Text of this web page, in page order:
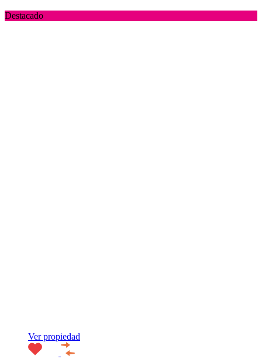
Destacado
Ver propiedad